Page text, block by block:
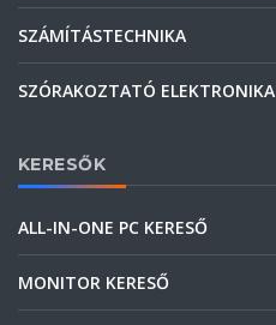
SZÁMÍTÁSTECHNIKA
SZÓRAKOZTATÓ ELEKTRONIKA
KERESŐK
ALL-IN-ONE PC KERESŐ
MONITOR KERESŐ